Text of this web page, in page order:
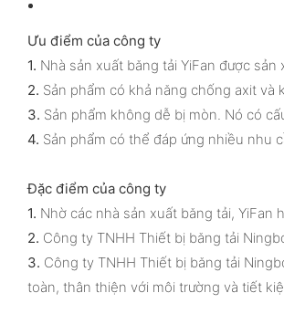
Ưu điểm của công ty
1. Nhà sản xuất băng tải YiFan được
2. Sản phẩm có khả năng chống axit
3. Sản phẩm không dễ bị mòn. Nó có
4. Sản phẩm có thể đáp ứng nhiều nhu
Đặc điểm của công ty
1. Nhờ các nhà sản xuất băng tải, YiFan
2. Công ty TNHH Thiết bị băng tải
3. Công ty TNHH Thiết bị băng tải
toàn, thân thiện với môi trường và tiết